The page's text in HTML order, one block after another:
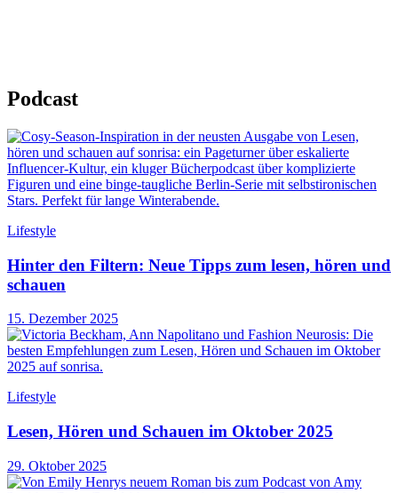
Podcast
Lifestyle
Hinter den Filtern: Neue Tipps zum lesen, hören und
schauen
15. Dezember 2025
Lifestyle
Lesen, Hören und Schauen im Oktober 2025
29. Oktober 2025